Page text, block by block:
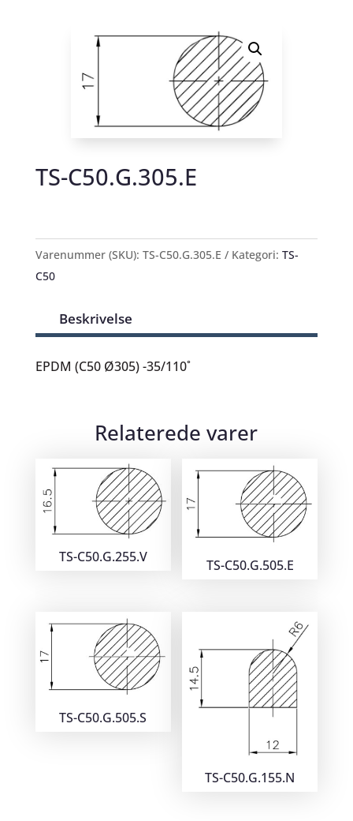
TS-C50.G.305.E
Varenummer (SKU): TS-C50.G.305.E Kategori: TS-
C50
Beskrivelse
EPDM (C50 Ø305) -35/110˚
Relaterede varer
TS-C50.G.255.V TS-C50.G.505.E
TS-C50.G.505.S
TS-C50.G.155.N